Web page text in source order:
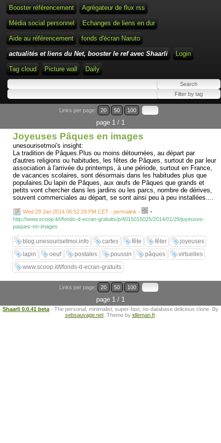
Booster référencement Agrégateur de flux rss
Média social personnel Echanges de liens en dur
Aide au référencement fonds d'écran Naruto
actualités et liens du Net, booster le ref avec Shaarli Login
Tag cloud Picture wall Daily
Links per page: 20 50 100
page 1 / 1
Joyeuses Pâques en images
unesourisetmoi's insight:
La tradition de Pâques.Plus ou moins détournées, au départ par
d'autres religions ou habitudes, les fêtes de Pâques, surtout de par leur
association à l'arrivée du printemps, à une période, surtout en France,
de vacances scolaires, sont désormais dans les habitudes plus que
populaires.Du lapin de Pâques, aux œufs de Pâques que grands et
petits vont chercher dans les jardins ou les parcs, nombre de dérives,
souvent commerciales au départ, se sont ainsi peu à peu installées....
Wed 29 Jan 2014 06:52:29 PM CET - permalink - -
http://www.scoop.it/t/fonds-d-ecran-gratuits/p/4015015025/2014/01/29/joyeuses-
paques-en-images
blog.unesourisetmoi.info cartes fête fêter
joyeuses
lapin
oeuf postales poussin pâques
virtuelles
www.scoop.it/t/fonds-d-ecran-gratuits
Links per page: 20 50 100
page 1 / 1
Shaarli 0.0.41 beta - The personal, minimalist, super-fast, no-database delicious clone. By
sebsauvage.net. Theme by idleman.fr.